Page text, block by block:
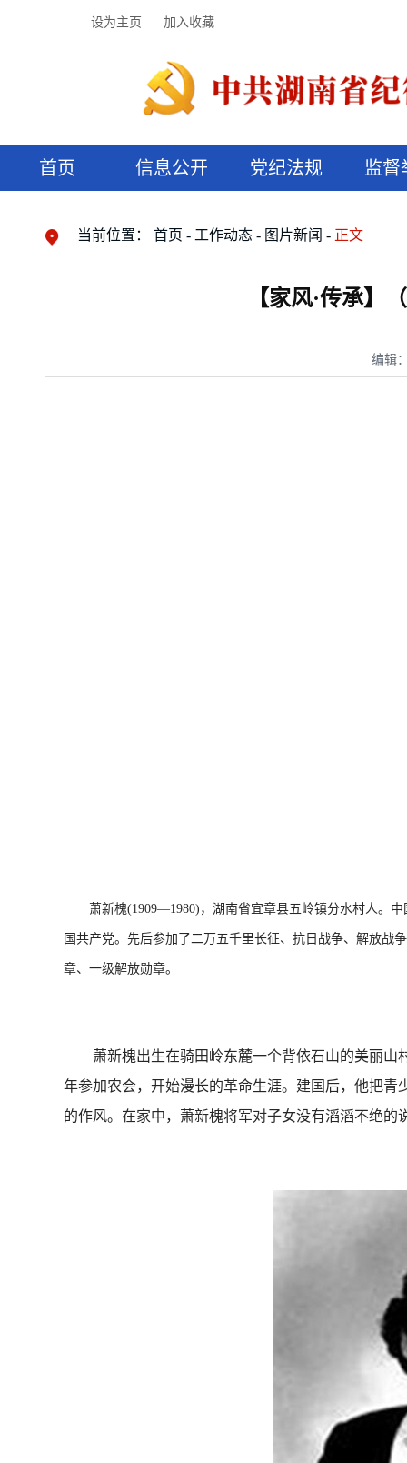
设为主页 加入收藏
首页 信息公开 党纪法规 监督
当前位置： 首页 工作动态 图片新闻 正文
【家风·传承】
编辑
萧新槐(1909—1980)，湖南省宜章县五岭镇分水村人。中
国共产党。先后参加了二万五千里长征、抗日战争、解放战
章、一级解放勋章。
萧新槐出生在骑田岭东麓一个背依石山的美丽山
年参加农会，开始漫长的革命生涯。建国后，他把
的作风。在家中，萧新槐将军对子女没有滔滔不绝